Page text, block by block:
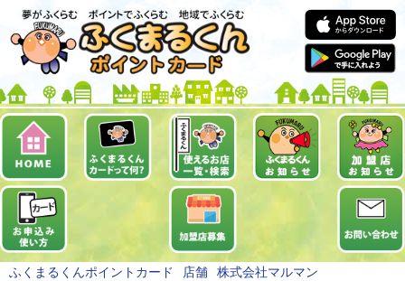
ふくまるくんポイントカード 店舗 株式会社マルマン